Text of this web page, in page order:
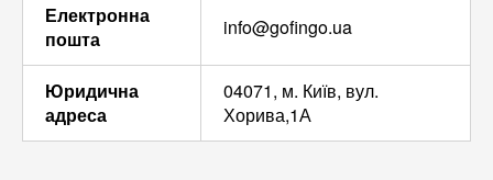
Електронна
пошта
info@gofingo.ua
Юридична
адреса
04071, м. Київ, вул.
Хорива,1А